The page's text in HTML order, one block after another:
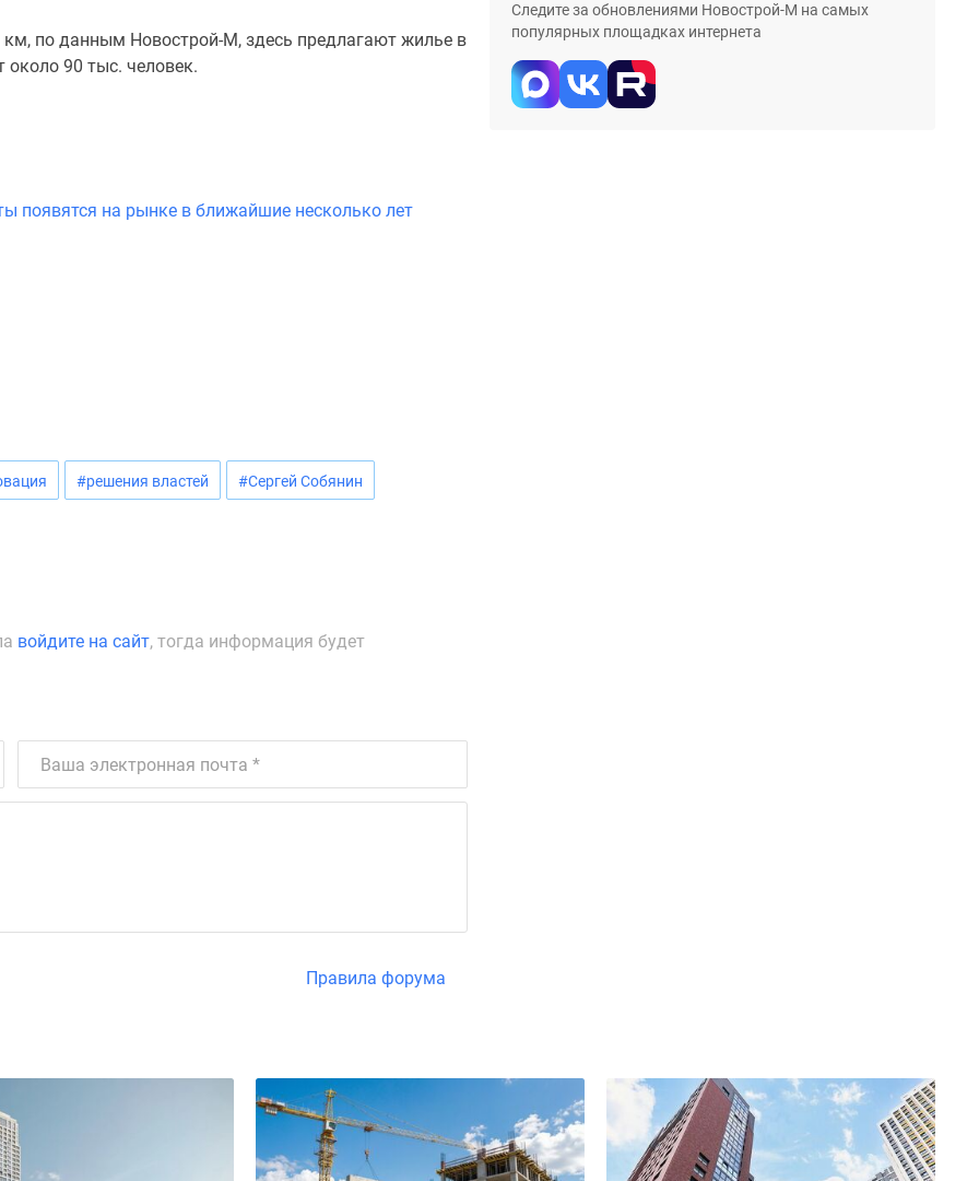
по данным Новострой-М, здесь предлагают жилье в
90 тыс. человек.
появятся на рынке в ближайшие несколько лет
#решения властей #Сергей Собянин
войдите на сайт, тогда информация будет
Правила форума
Следите за обновлениями Новострой-М на самых
популярных площадках интернета